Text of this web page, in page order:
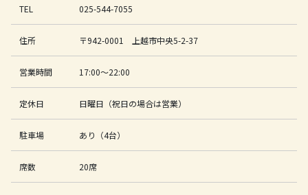
TEL 025-544-7055
住所 〒942-0001 上越市中央5-2-37
営業時間 17:00～22:00
定休日 日曜日（祝日の場合は営業）
駐車場 あり（4台）
席数 20席